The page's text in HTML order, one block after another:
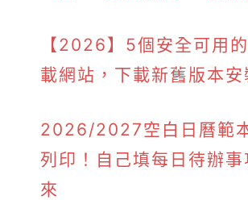
【2026】5個安全可用
載網站，下載新舊版本安
2026/2027空白日曆範
列印！自己填每日待辦事
來